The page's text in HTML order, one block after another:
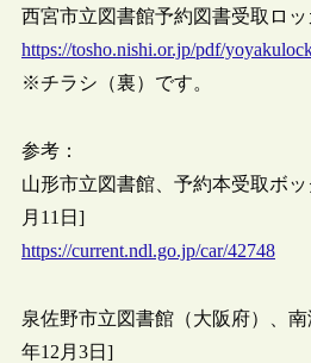
西宮市立図書館予約図書受取ロ
https://tosho.nishi.or.jp/pdf/
※チラシ（裏）です。
参考：
山形市立図書館、予約本受取ボ
月11日]
https://current.ndl.go.jp/car/42748
泉佐野市立図書館（大阪府）、
年12月3日]